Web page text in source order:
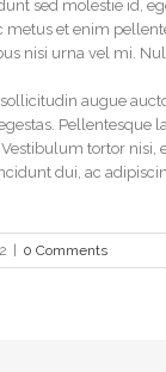
sed molestie id,
et enim
nisi urna vel mi.
augue
Pellentesque
tortor
dui, ac
0 Comments